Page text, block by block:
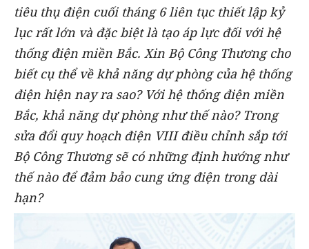
tiêu thụ điện cuối tháng 6 liên tục thiết lập kỷ
lục rất lớn và đặc biệt là tạo áp lực đối với hệ
thống điện miền Bắc. Xin Bộ Công Thương cho
biết cụ thể về khả năng dự phòng của hệ thống
điện hiện nay ra sao? Với hệ thống điện miền
Bắc, khả năng dự phòng như thế nào? Trong
sửa đổi quy hoạch điện VIII điều chỉnh sắp tới
Bộ Công Thương sẽ có những định hướng như
thế nào để đảm bảo cung ứng điện trong dài
hạn?